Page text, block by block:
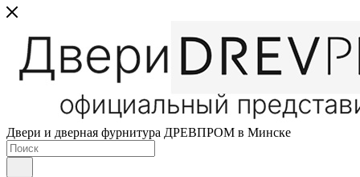
Двери и дверная фурнитура ДРЕВПРОМ в Минске